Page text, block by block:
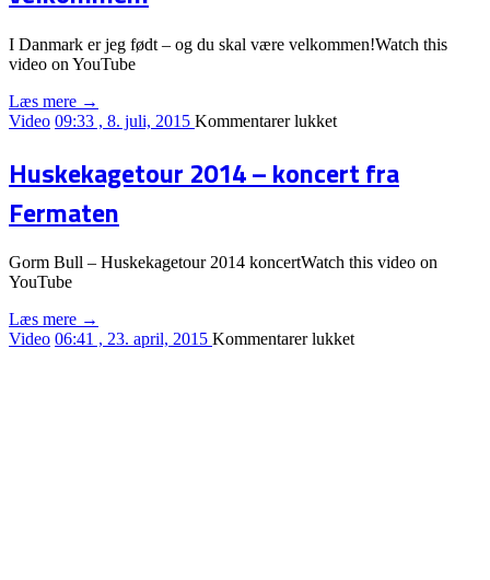
I Danmark er jeg født – og du skal være velkommen!Watch this
video on YouTube
Læs mere →
Video 09:33 , 8. juli, 2015 Kommentarer lukkettil
er
og
Huskekagetour 2014 – koncert fra
Fermaten
Gorm Bull – Huskekagetour 2014 koncertWatch this video on
YouTube
Læs mere →
Video 06:41 , 23. april, 2015 Kommentarer lukkettil